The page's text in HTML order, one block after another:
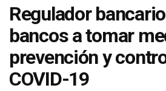
Regulador
bancos a tomar
prevención y
COVID-19